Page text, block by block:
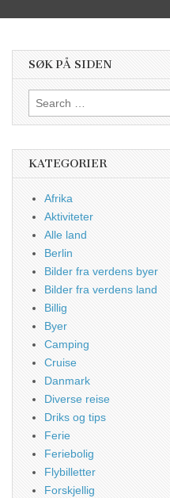
SØK PÅ SIDEN
Search
for:
KATEGORIER
Afrika
Aktiviteter
Alle land
Berlin
Bilder fra verdens byer
Bilder fra verdens land
Billig
Byer
Camping
Cruise
Danmark
Diverse reise
Driks og tips
Ferie
Feriebolig
Flybilletter
Forskjellig